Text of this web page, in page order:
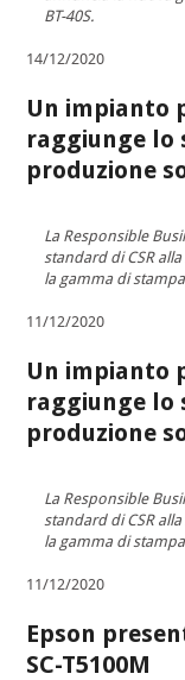
BT-40S.
14/12/2020
Un impianto
raggiunge lo
produzione
La Responsible
standard di CSR
la gamma di
11/12/2020
Un impianto
raggiunge lo
produzione
La Responsible
standard di CSR
la gamma di
11/12/2020
Epson
SC-T5100M